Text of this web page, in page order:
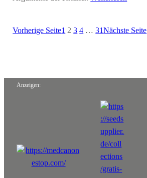
Vorherige Seite1 2 3 4 … 31Nächste Seite
Anzeigen: